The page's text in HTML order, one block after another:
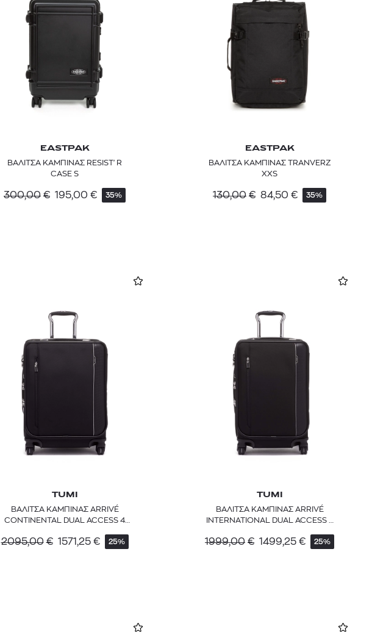
102,00 € 15%
EASTPAK
ΒΑΛΙΤΣΑ ΚΑΜΠΙΝΑΣ RESIST'R
CASE S
300,00 € 195,00 € 35%
EASTPAK
ΒΑΛΙΤΣΑ ΚΑΜΠΙΝΑΣ TRANVERZ
XXS
130,00 € 84,50 € 35%
TUMI
ΒΑΛΙΤΣΑ ΚΑΜΠΙΝΑΣ ARRIVÉ
CONTINENTAL DUAL ACCESS 4
2095,00 € 1571,25 € 25%
TUMI
ΒΑΛΙΤΣΑ ΚΑΜΠΙΝΑΣ ARRIVÉ
INTERNATIONAL DUAL ACCESS 4
1999,00 € 1499,25 € 25%